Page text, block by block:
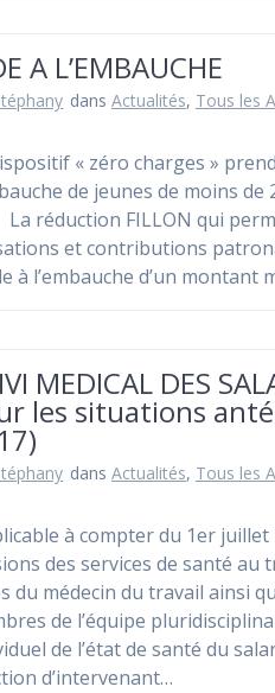
A L’EMBAUCHE
dans Actualités, Tous les
« zéro charges »
de jeunes de moins
réduction FILLON qui
et contributions
à l’embauche d’un
MEDICAL DES
les situations
dans Actualités, Tous les
à compter du 1er
des services de santé
du médecin du travail ainsi
de l’équipe
de l’état de santé du
d’intervenant…